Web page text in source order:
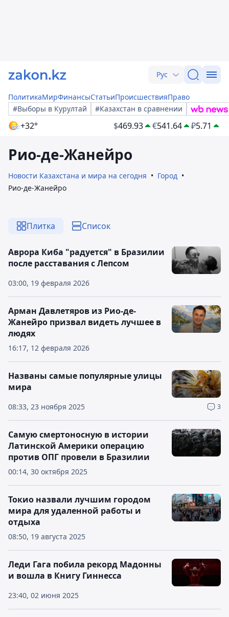
Рус
ПолитикаМирФинансыСтатьиПроисшествияПраво
#Выборы в Курултай
#Казахстан в сравнении
+32° $469.93 €541.64 ₽5.71
Рио-де-Жанейро
Новости Казахстана и мира на сегодня
Город
Рио-де-Жанейро
Плитка Список
03:00, 19 февраля 2026
Аврора Киба "радуется" в Бразилии
после расставания с Лепсом
16:17, 12 февраля 2026
Арман Давлетяров из Рио-де-
Жанейро призвал видеть лучшее в
людях
08:33, 23 ноября 2025 3
Названы самые популярные улицы
мира
00:14, 30 октября 2025
Самую смертоносную в истории
Латинской Америки операцию
против ОПГ провели в Бразилии
08:50, 19 августа 2025
Токио назвали лучшим городом
мира для удаленной работы и
отдыха
23:40, 02 июня 2025
Леди Гага побила рекорд Мадонны
и вошла в Книгу Гиннесса